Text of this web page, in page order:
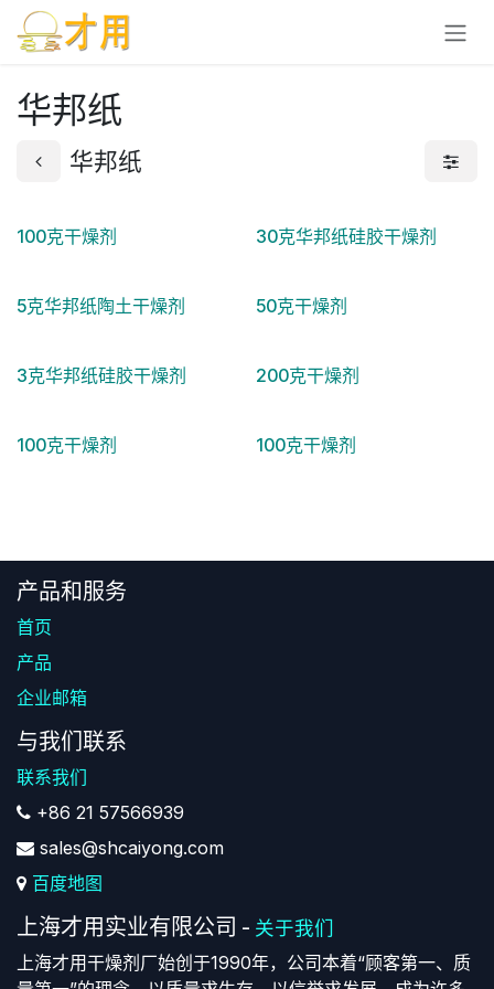
跳至内容
华邦纸
华邦纸
100克干燥剂 30克华邦纸硅胶干燥剂
5克华邦纸陶土干燥剂 50克干燥剂
3克华邦纸硅胶干燥剂 200克干燥剂
100克干燥剂 100克干燥剂
产品和服务
首页
产品
企业邮箱
与我们联系
联系我们
+86 21 57566939
sales@shcaiyong.com
百度地图
上海才用实业有限公司 - 关于我们
上海才用干燥剂厂始创于1990年，公司本着“顾客第一、质